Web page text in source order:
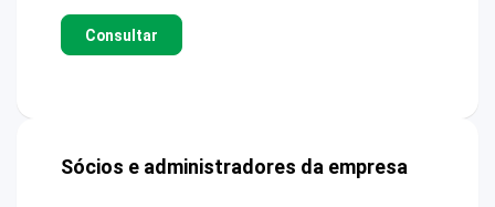
Consultar
Sócios e administradores da empresa